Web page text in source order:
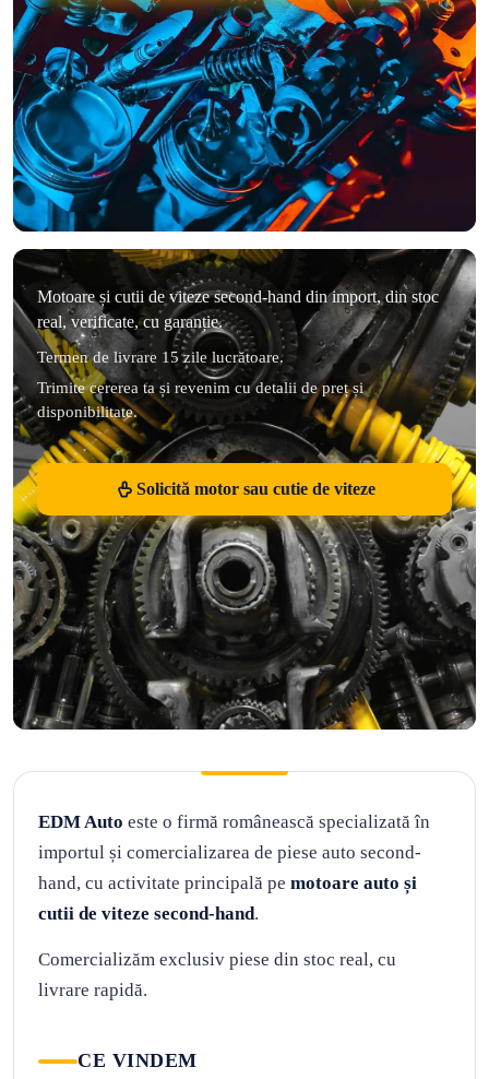
Motoare și cutii de viteze second-hand din import, din stoc
real, verificate, cu garanție.
Termen de livrare 15 zile lucrătoare.
Trimite cererea ta și revenim cu detalii de preț și
disponibilitate.
Solicită motor sau cutie de viteze
EDM Auto este o firmă românească specializată în
importul și comercializarea de piese auto second-
hand, cu activitate principală pe motoare auto și
cutii de viteze second-hand.
Comercializăm exclusiv piese din stoc real, cu
livrare rapidă.
CE VINDEM